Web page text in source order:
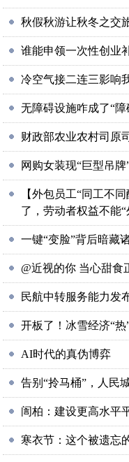
秋假秋游让秋冬之交
谁能申领一次性创业
冷空气接二连三影响
无障碍设施咋成了“障
财政部农业农村司原
网购女装现“巨型吊
【外包员工“同工不
了，劳动者权益不能“
一键“变脸”背后暗藏
@近视的你 当心甜食
民航中转服务能力发
开板了！冰雪经济“热
AI时代的真伪博弈
告别“拎马桶”，人民
訚柏：建设更高水平
寒衣节：这个被遗忘